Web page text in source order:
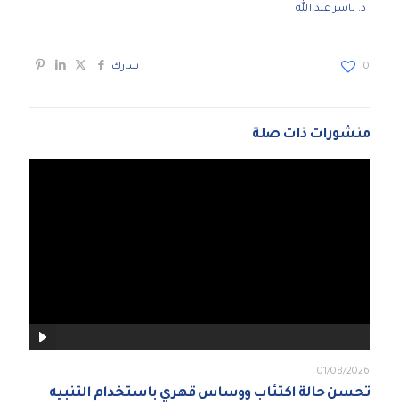
د. ياسر عبد الله
شارك 0
منشورات ذات صلة
01/08/2026
تحسن حالة اكتئاب ووساس قهري باستخدام التنبيه